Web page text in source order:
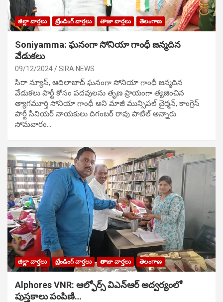
జిల్లా వార్తలు ట్రేండింగ్ వార్తలు తాజా వార్తలు తెలంగాణ
Soniyamma: ఘ‌నంగా సోనియా గాంధీ జ‌న్మ‌దిన
వేడుక‌లు
09/12/2024 SIRA NEWS
సిరా న్యూస్, ఆదిలాబాద్ ఘ‌నంగా సోనియా గాంధీ జ‌న్మ‌దిన
వేడుక‌లు పార్టీ కోసం ప‌ద‌వుల‌ను తృణ ప్రాయంగా త్య‌జించిన
త్యాగమూర్తి సోనియా గాంధీ అని మాజీ మున్సిప‌ల్ చైర్మ‌న్, కాంగ్రెస్
పార్టీ సీనియ‌ర్ నాయ‌కులు దిగంబ‌ర్ రావు పాటిల్ అన్నారు.
సోమవారం…
జిల్లా వార్తలు ట్రేండింగ్ వార్తలు తాజా వార్తలు తెలంగాణ
Alphores VNR: ఆల్ఫోర్స్ విఎన్ఆర్ అద్వర్యంలో
పుస్తకాలు పంపిణి…